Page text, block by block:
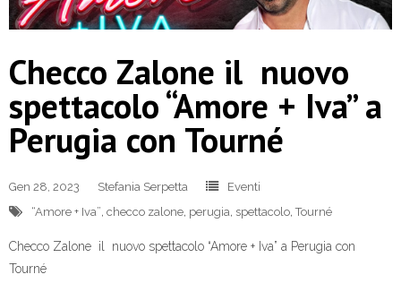
Checco Zalone il nuovo
spettacolo “Amore + Iva” a
Perugia con Tourné
Gen 28, 2023 Stefania Serpetta
Eventi
“Amore + Iva”, checco zalone, perugia, spettacolo,Tourné
Checco Zalone il nuovo spettacolo “Amore + Iva” a Perugia con
Tourné